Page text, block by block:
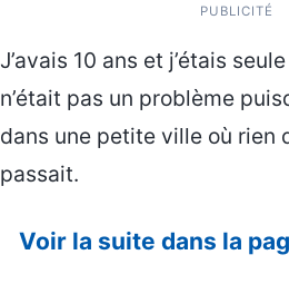
PUBLICITÉ
J’avais 10 ans et j’étais
n’était pas un problème
dans une petite ville où rien
passait.
Voir la suite dans la